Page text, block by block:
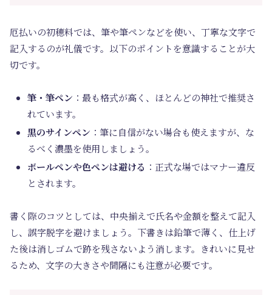
厄払いの初穂料では、筆や筆ペンなどを使い、丁寧な文字で
記入するのが礼儀です。以下のポイントを意識することが大
切です。
筆・筆ペン ：最も格式が高く、ほとんどの神社で推奨さ
れています。
黒のサインペン ：筆に自信がない場合も使えますが、な
るべく濃墨を使用しましょう。
ボールペンや色ペンは避ける ：正式な場ではマナー違反
とされます。
書く際のコツとしては、中央揃えで氏名や金額を整えて記入
し、誤字脱字を避けましょう。下書きは鉛筆で薄く、仕上げ
た後は消しゴムで跡を残さないよう消します。きれいに見せ
るため、文字の大きさや間隔にも注意が必要です。